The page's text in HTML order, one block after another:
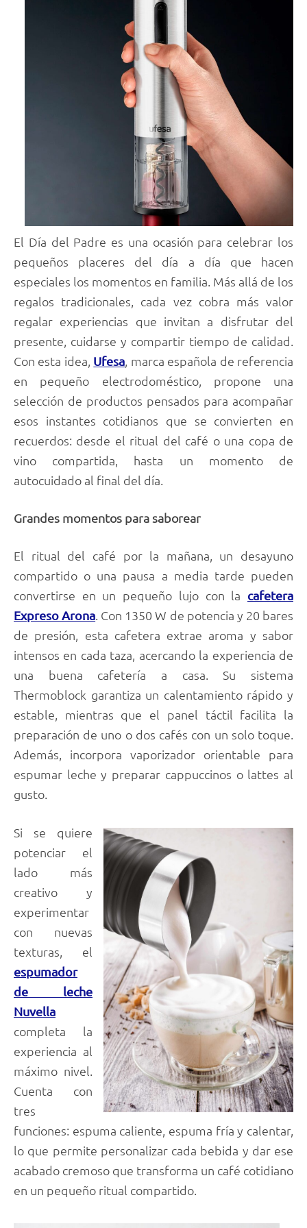
El Día del Padre es una ocasión para celebrar los
pequeños placeres del día a día que hacen
especiales los momentos en familia. Más allá de los
regalos tradicionales, cada vez cobra más valor
regalar experiencias que invitan a disfrutar del
presente, cuidarse y compartir tiempo de calidad.
Con esta idea, Ufesa, marca española de referencia
en pequeño electrodoméstico, propone una
selección de productos pensados para acompañar
esos instantes cotidianos que se convierten en
recuerdos: desde el ritual del café o una copa de
vino compartida, hasta un momento de
autocuidado al final del día.
Grandes momentos para saborear
El ritual del café por la mañana, un desayuno
compartido o una pausa a media tarde pueden
convertirse en un pequeño lujo con la cafetera
Expreso Arona. Con 1350 W de potencia y 20 bares
de presión, esta cafetera extrae aroma y sabor
intensos en cada taza, acercando la experiencia de
una buena cafetería a casa. Su sistema
Thermoblock garantiza un calentamiento rápido y
estable, mientras que el panel táctil facilita la
preparación de uno o dos cafés con un solo toque.
Además, incorpora vaporizador orientable para
espumar leche y preparar cappuccinos o lattes al
gusto.
Si se quiere
potenciar el
lado más
creativo y
experimentar
con nuevas
texturas, el
espumador
de leche
Nuvella
completa la
experiencia al
máximo nivel.
Cuenta con
tres
funciones: espuma caliente, espuma fría y calentar,
lo que permite personalizar cada bebida y dar ese
acabado cremoso que transforma un café cotidiano
en un pequeño ritual compartido.